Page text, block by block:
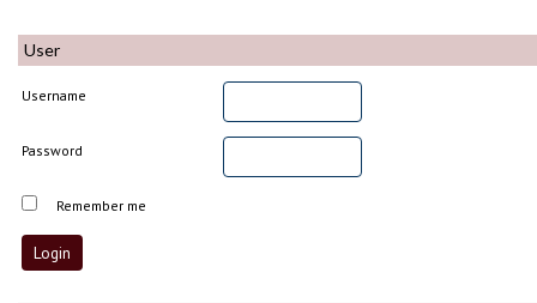
User
Username
Password
Remember me